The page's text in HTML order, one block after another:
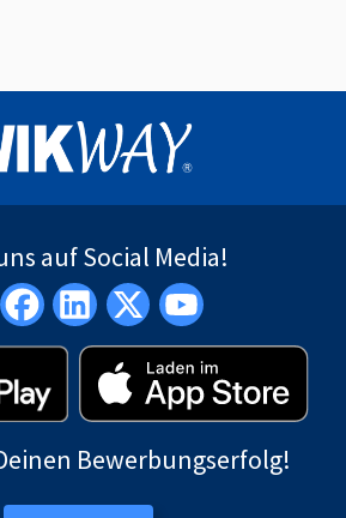
auf Social Media!
Bewerbungserfolg!